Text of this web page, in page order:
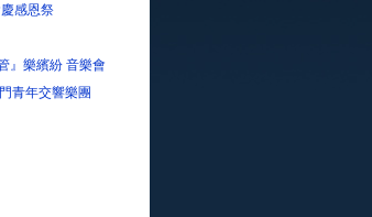
感恩祭
』樂繽紛 音樂會
青年交響樂團